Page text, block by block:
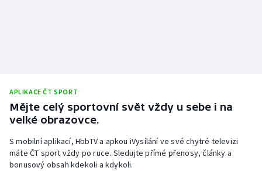
APLIKACE ČT SPORT
Mějte celý sportovní svět vždy u sebe i na
velké obrazovce.
S mobilní aplikací, HbbTV a apkou iVysílání ve své chytré televizi
máte ČT sport vždy po ruce. Sledujte přímé přenosy, články a
bonusový obsah kdekoli a kdykoli.